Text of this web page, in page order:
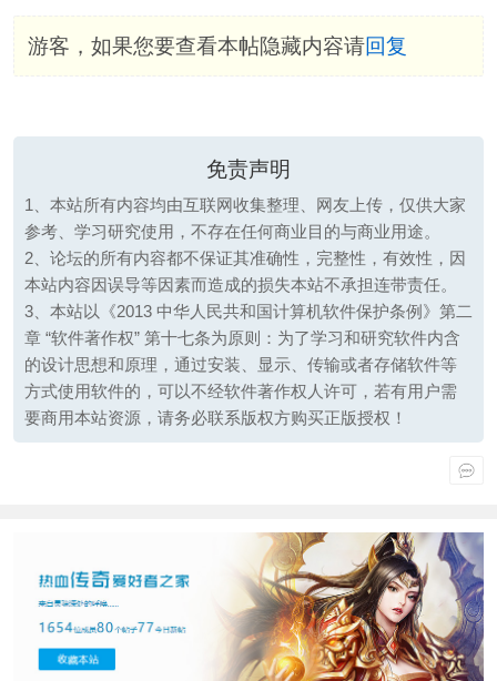
游客，如果您要查看本帖隐藏内容请回复
免责声明
1、本站所有内容均由互联网收集整理、网友上传，仅供大家
参考、学习研究使用，不存在任何商业目的与商业用途。
2、论坛的所有内容都不保证其准确性，完整性，有效性，因
本站内容因误导等因素而造成的损失本站不承担连带责任。
3、本站以《2013 中华人民共和国计算机软件保护条例》第二
章 “软件著作权” 第十七条为原则：为了学习和研究软件内含
的设计思想和原理，通过安装、显示、传输或者存储软件等
方式使用软件的，可以不经软件著作权人许可，若有用户需
要商用本站资源，请务必联系版权方购买正版授权！